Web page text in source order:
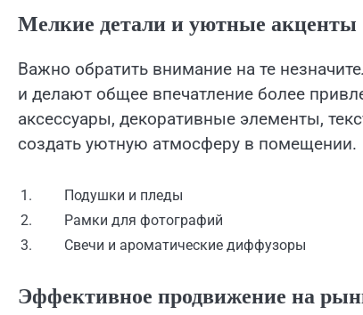
Мелкие детали и уютные акценты
Важно обратить внимание на те
и делают общее впечатление более
аксессуары, декоративные элементы,
создать уютную атмосферу в помещении.
1.
Подушки и пледы
2.
Рамки для фотографий
3.
Свечи и ароматические диффузоры
Эффективное продвижение на